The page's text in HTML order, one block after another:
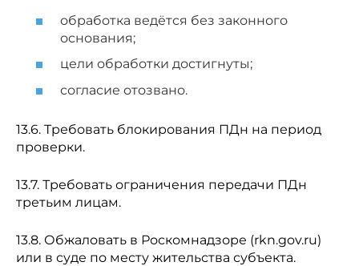
обработка ведётся без законного
основания;
цели обработки достигнуты;
согласие отозвано.
13.6. Требовать блокирования ПДн на период
проверки.
13.7. Требовать ограничения передачи ПДн
третьим лицам.
13.8. Обжаловать в Роскомнадзоре (rkn.gov.ru)
или в суде по месту жительства субъекта.